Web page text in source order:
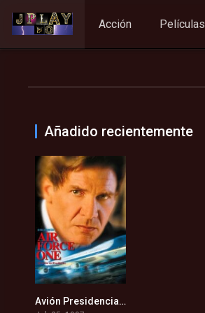
Acción Películas
Añadido recientemente
6.5Avión Presidencial (1997)